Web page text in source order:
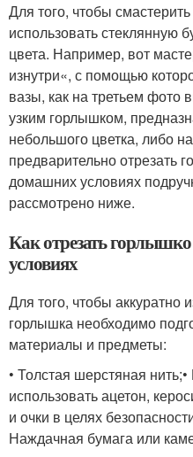
Для того, чтобы
использовать стеклянную
цвета. Например, вот
изнутри«, с помощью
вазы, как на третьем фото
узким горлышком,
небольшого цветка, либо
предварительно отрезать
домашних условиях
рассмотрено ниже.
Как отрезать
условиях
Для того, чтобы аккуратно
горлышка необходимо
материалы и предметы:
• Толстая шерстяная
использовать ацетон,
и очки в целях
Наждачная бумага или